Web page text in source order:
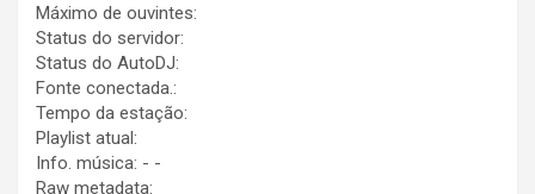
Máximo de ouvintes:
Status do servidor:
Status do AutoDJ:
Fonte conectada.:
Tempo da estação:
Playlist atual:
Info. música: - -
Raw metadata: